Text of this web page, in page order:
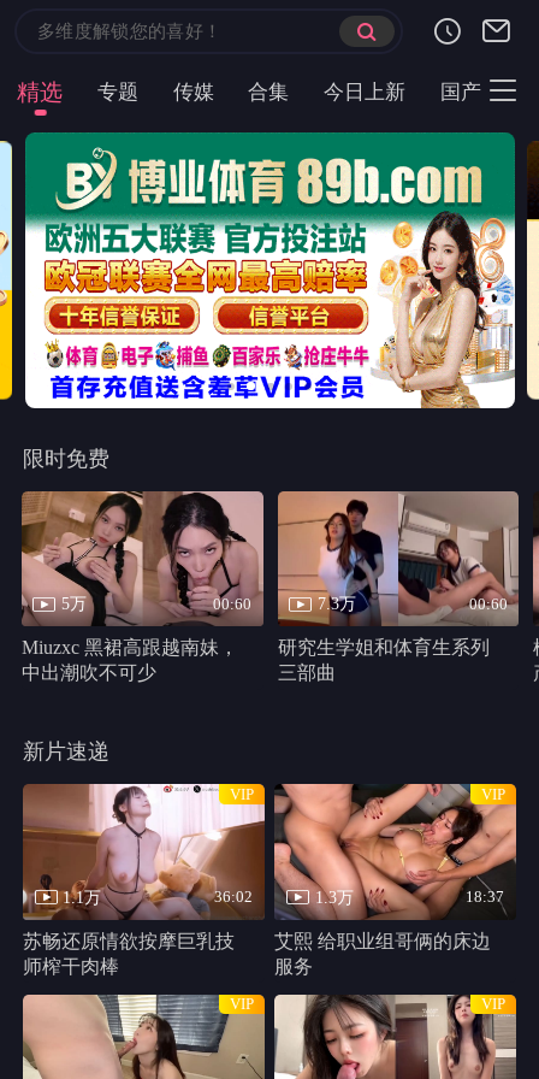
首页 现代言情 都市短剧 云短榜单 最近更新
千万别松手 HD
主演： 哈莉·贝瑞,克里斯汀·帕克,马修·凯文·安德森,史蒂芬妮·拉文
尼,Percy,Daggs,IV,安东尼·B.詹金斯,Cadence,Compton
共 1 集
千万别松手 线路1